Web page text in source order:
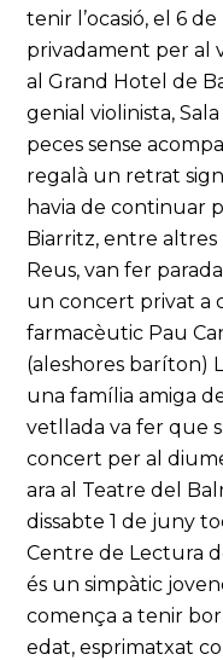
tenir l’ocasió, el 6
privadament per al
al Grand Hotel de
genial violinista,
peces sense
regalà un retrat
havia de continuar
Biarritz, entre altres
Reus, van fer
un concert privat a
farmacèutic Pau
(aleshores baríton)
una família amiga
vetllada va fer que
concert per al
ara al Teatre del
dissabte 1 de juny
Centre de Lectura
és un simpàtic
comença a tenir
edat, esprimatxat